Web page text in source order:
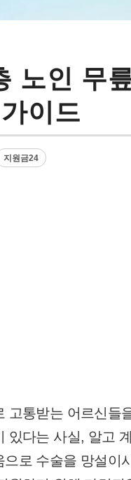
노인 무
이드
지원금24
고통받는 어르신들
있다는 사실, 알고
으로 수술을 망설이